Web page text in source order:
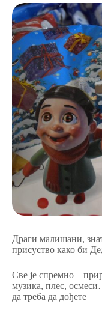
Драги малишани,
присуство како би
Све је спремно –
музика, плес,
да треба да дођете